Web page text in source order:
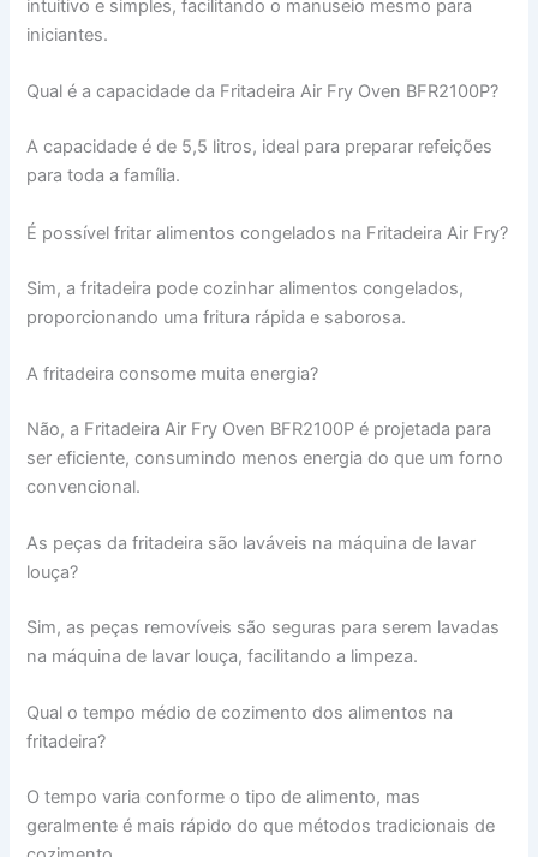
intuitivo e simples, facilitando o manuseio mesmo para
iniciantes.
Qual é a capacidade da Fritadeira Air Fry Oven BFR2100P?
A capacidade é de 5,5 litros, ideal para preparar refeições
para toda a família.
É possível fritar alimentos congelados na Fritadeira Air Fry?
Sim, a fritadeira pode cozinhar alimentos congelados,
proporcionando uma fritura rápida e saborosa.
A fritadeira consome muita energia?
Não, a Fritadeira Air Fry Oven BFR2100P é projetada para
ser eficiente, consumindo menos energia do que um forno
convencional.
As peças da fritadeira são laváveis na máquina de lavar
louça?
Sim, as peças removíveis são seguras para serem lavadas
na máquina de lavar louça, facilitando a limpeza.
Qual o tempo médio de cozimento dos alimentos na
fritadeira?
O tempo varia conforme o tipo de alimento, mas
geralmente é mais rápido do que métodos tradicionais de